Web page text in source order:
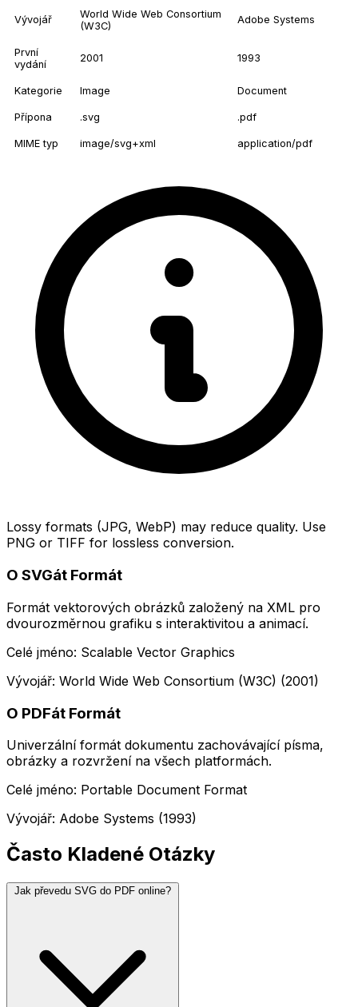
Vývojář
World Wide Web Consortium
(W3C)
Adobe Systems
První
vydání
2001 1993
Kategorie Image Document
Přípona .svg .pdf
MIME typ image/svg+xml application/pdf
Lossy formats (JPG, WebP) may reduce quality. Use
PNG or TIFF for lossless conversion.
O SVGát Formát
Formát vektorových obrázků založený na XML pro
dvourozměrnou grafiku s interaktivitou a animací.
Celé jméno: Scalable Vector Graphics
Vývojář: World Wide Web Consortium (W3C) (2001)
O PDFát Formát
Univerzální formát dokumentu zachovávající písma,
obrázky a rozvržení na všech platformách.
Celé jméno: Portable Document Format
Vývojář: Adobe Systems (1993)
Často Kladené Otázky
Jak převedu SVG do PDF online?